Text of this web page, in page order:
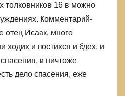
толковников 16 в можно
Комментарий-
отец Исаак, много
ходих и постихся и бдех, и
и ничтоже
дело спасения, еже